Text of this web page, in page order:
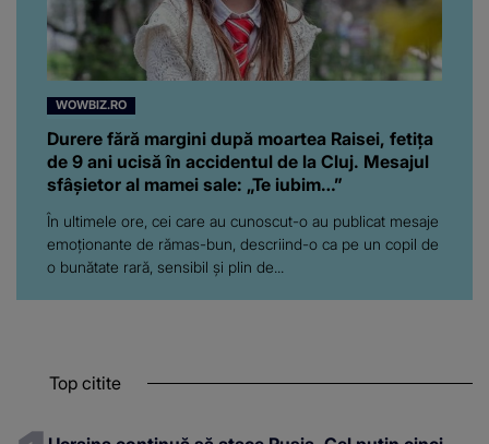
WOWBIZ.RO
Durere fără margini după moartea Raisei, fetița
de 9 ani ucisă în accidentul de la Cluj. Mesajul
sfâșietor al mamei sale: „Te iubim…”
În ultimele ore, cei care au cunoscut-o au publicat mesaje
emoționante de rămas-bun, descriind-o ca pe un copil de
o bunătate rară, sensibil și plin de...
Top citite